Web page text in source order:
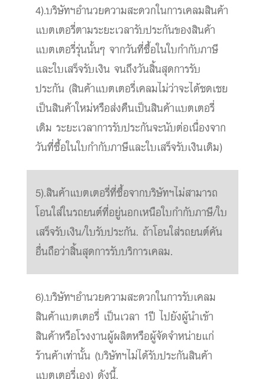
4).บริษัทฯอำนวยความสะดวกในการเคลมสินค้า
แบตเตอรี่ตามระยะเวลารับประกันของสินค้า
แบตเตอรี่รุ่นนั้นๆ จากวันที่ซื้อในใบกำกับภาษี
และใบเสร็จรับเงิน จนถึงวันสิ้นสุดการรับ
ประกัน (สินค้าแบตเตอรี่เคลมไม่ว่าจะได้ชดเชย
เป็นสินค้าใหม่หรือส่งคืนเป็นสินค้าแบตเตอรี่
เดิม ระยะเวลาการรับประกันจะนับต่อเนื่องจาก
วันที่ซื้อในใบกำกับภาษีและใบเสร็จรับเงินเดิม)
5).สินค้าแบตเตอรี่ที่ซื้อจากบริษัทฯไม่สามารถ
โอนใส่ในรถยนต์ที่อยู่นอกเหนือใบกำกับภาษี/ใบ
เสร็จรับเงิน/ใบรับประกัน. ถ้าโอนใส่รถยนต์คัน
อื่นถือว่าสิ้นสุดการรับบริการเคลม.
6).บริษัทฯอำนวยความสะดวกในการรับเคลม
สินค้าแบตเตอรี่ เป็นเวลา 1ปี ไปยังผู้นำเข้า
สินค้าหรือโรงงานผู้ผลิตหรือผู้จัดจำหน่ายแก่
ร้านค้าเท่านั้น (บริษัทฯไม่ได้รับประกันสินค้า
แบตเตอรี่เอง) ดังนี้.